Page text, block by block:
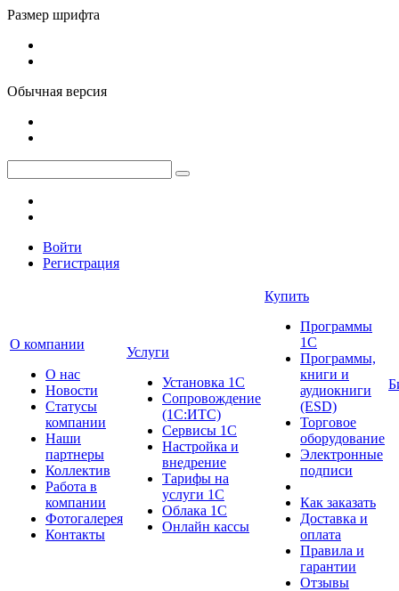
Размер шрифта
Обычная версия
Войти
Регистрация
О компании
О нас
Новости
Cтатусы
компании
Наши
партнеры
Коллектив
Работа в
компании
Фотогалерея
Контакты
Услуги
Установка 1С
Сопровождение
(1С:ИТС)
Сервисы 1С
Настройка и
внедрение
Тарифы на
услуги 1С
Облака 1С
Онлайн кассы
Купить
Программы
1С
Программы,
книги и
аудиокниги
(ESD)
Торговое
оборудование
Электронные
подписи
Как заказать
Доставка и
оплата
Правила и
гарантии
Отзывы